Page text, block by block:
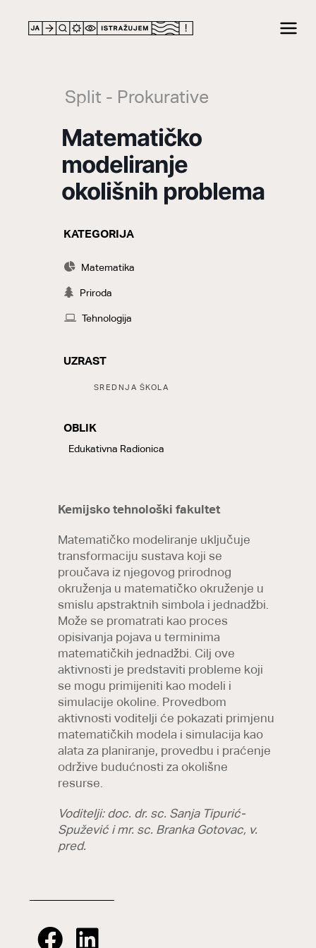
Split - Prokurative
Matematičko
modeliranje
okolišnih problema
KATEGORIJA
Matematika
Priroda
Tehnologija
UZRAST
SREDNJA ŠKOLA
OBLIK
LABELS
Edukativna Radionica
Kemijsko tehnološki fakultet
Matematičko modeliranje uključuje
transformaciju sustava koji se
proučava iz njegovog prirodnog
okruženja u matematičko okruženje u
smislu apstraktnih simbola i jednadžbi.
Može se promatrati kao proces
opisivanja pojava u terminima
matematičkih jednadžbi. Cilj ove
aktivnosti je predstaviti probleme koji
se mogu primijeniti kao modeli i
simulacije okoline. Provedbom
aktivnosti voditelji će pokazati primjenu
matematičkih modela i simulacija kao
alata za planiranje, provedbu i praćenje
održive budućnosti za okolišne
resurse.
Voditelji: doc. dr. sc. Sanja Tipurić-
Spužević i mr. sc. Branka Gotovac, v.
pred.